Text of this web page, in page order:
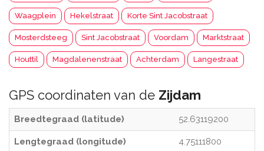
Waagplein Hekelstraat Korte Sint Jacobstraat
Mosterdsteeg Sint Jacobstraat Voordam Marktstraat
Houttil Magdalenenstraat Achterdam Langestraat
GPS coordinaten van de Zijdam
Breedtegraad (latitude) 52.63119200
Lengtegraad (longitude) 4.75111800